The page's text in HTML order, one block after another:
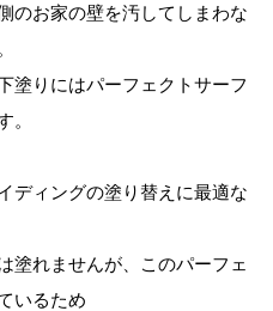
のお家の壁を汚してしまわな
塗りにはパーフェクトサーフ
。
ディングの塗り替えに最適な
塗れませんが、このパーフェ
いるため